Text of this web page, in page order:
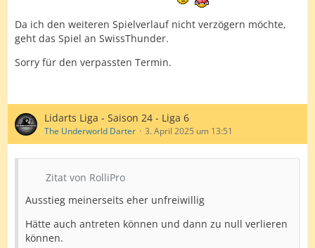
Da ich den weiteren Spielverlauf nicht verzögern möchte,
geht das Spiel an SwissThunder.
Sorry für den verpassten Termin.
Lidarts Liga - Saison 24 - Liga 6
The Underworld Darter 3. April 2025 um 13:51
Zitat von RolliPro
Ausstieg meinerseits eher unfreiwillig
Hätte auch antreten können und dann zu null verlieren
können.